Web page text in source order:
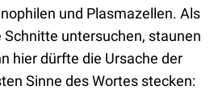
und Plasmazellen. Als
untersuchen, staunen
hier dürfte die Ursache der
Sinne des Wortes stecken: